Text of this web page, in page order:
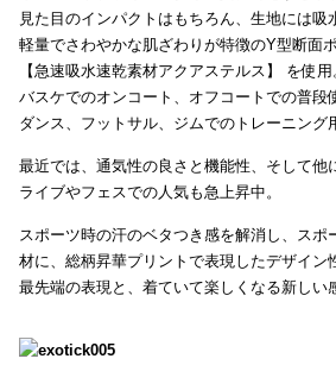
見た目のインパクトはもちろん、生地には吸
軽量でさわやかな肌ざわりが特徴のY型断面
【急速吸水速乾素材アクアステルス】 を使
バスケでのオンコート、オフコートでの普段
ダンス、フットサル、ジムでのトレーニング
最近では、通気性の良さと機能性、そして他
ライブやフェスでの人気も急上昇中。
スポーツ時の汗のベタつき感を解消し、ス
材に、総柄昇華プリントで表現したデザイ
最先端の表現と、着ていて楽しくなる新しい